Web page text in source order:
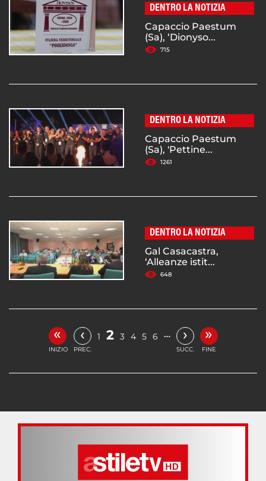
DENTRO LA NOTIZIA
Capaccio Paestum
(Sa), ‘Dionyso...
715
DENTRO LA NOTIZIA
Capaccio Paestum
(Sa), 'Pettine...
1261
DENTRO LA NOTIZIA
Gal Casacastra,
‘Alleanze istit...
648
«
INIZIO
‹
PREC.
1 2 3 4 5 6 … ›
SUCC.
»
FINE